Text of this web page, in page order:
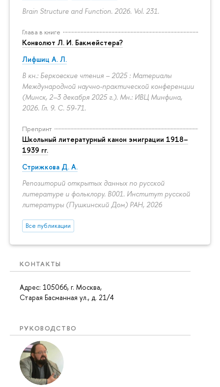
Brain Structure and Function. 2026. Vol. 231.
Глава в книге
Конволют Л. И. Бакмейстера?
Лифшиц А. Л.
В кн.: Берковские чтения – 2025 : Материалы
Международной научно-практической конференции
(Минск, 2–3 декабря 2025 г.). Мн.: ИВЦ Минфина,
2026. Гл. 9. С. 59-71.
Препринт
Школьный литературный канон эмиграции 1918–
1939 гг.
Стрижкова Д. А.
Репозиторий открытых данных по русской
литературе и фольклору. B001. Институт русской
литературы (Пушкинский Дом) РАН, 2026
Все публикации
КОНТАКТЫ
Адрес: 105066, г. Москва,
Старая Басманная ул., д. 21/4
РУКОВОДСТВО